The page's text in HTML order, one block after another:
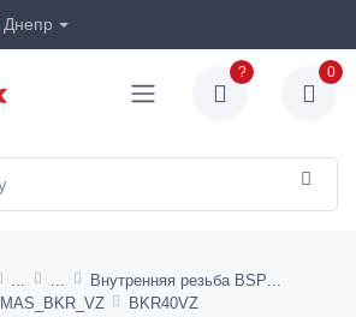
Днепр
? 0
Внутренняя резьба BSP
MAS_BKR_VZ
BKR40VZ